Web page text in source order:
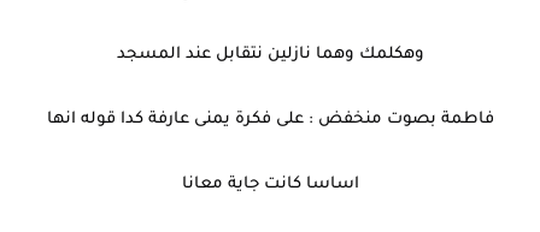
وهكلمك وهما نازلين نتقابل عند المسجد
فاطمة بصوت منخفض : على فكرة يمنى عارفة كدا قوله انها
اساسا كانت جاية معانا